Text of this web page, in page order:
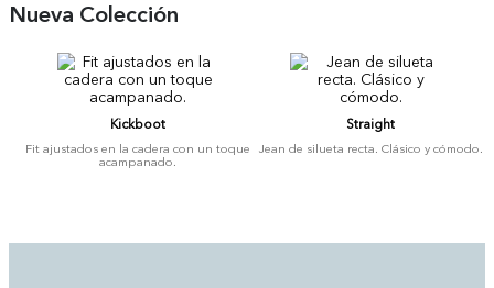
Nueva Colección
Kickboot
Fit ajustados en la cadera con un toque
acampanado.
Straight
Jean de silueta recta. Clásico y cómodo.